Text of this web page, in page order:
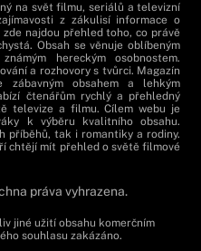
na svět filmu, seriálů a televizní
z zákulisí informace o
najdou přehled toho, co právě
Obsah se věnuje oblíbeným
hereckým osobnostem.
a rozhovory s tvůrci. Magazín
zábavným obsahem a lehkým
čtenářům rychlý a přehledný
televize a filmu. Cílem webu je
k výběru kvalitního obsahu.
příběhů, tak i romantiky a rodiny.
chtějí mít přehled o světě filmové
práva vyhrazena.
jiné užití obsahu komerčním
souhlasu zakázáno.